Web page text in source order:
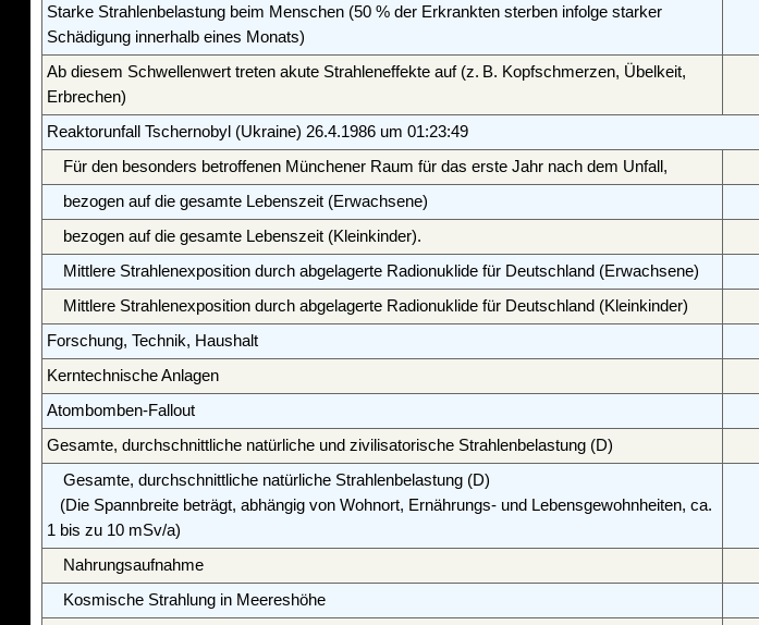
Starke Strahlenbelastung beim Menschen (50 % der Erkrankten sterben infolge starker
Schädigung innerhalb eines Monats)
Ab diesem Schwellenwert treten akute Strahleneffekte auf (z. B. Kopfschmerzen, Übelkeit,
Erbrechen)
Reaktorunfall Tschernobyl (Ukraine) 26.4.1986 um 01:23:49
Für den besonders betroffenen Münchener Raum für das erste Jahr nach dem Unfall,
bezogen auf die gesamte Lebenszeit (Erwachsene)
bezogen auf die gesamte Lebenszeit (Kleinkinder).
Mittlere Strahlenexposition durch abgelagerte Radionuklide für Deutschland (Erwachsene)
Mittlere Strahlenexposition durch abgelagerte Radionuklide für Deutschland (Kleinkinder)
Forschung, Technik, Haushalt
Kerntechnische Anlagen
Atombomben-Fallout
Gesamte, durchschnittliche natürliche und zivilisatorische Strahlenbelastung (D)
Gesamte, durchschnittliche natürliche Strahlenbelastung (D)
(Die Spannbreite beträgt, abhängig von Wohnort, Ernährungs- und Lebensgewohnheiten, ca.
1 bis zu 10 mSv/a)
Nahrungsaufnahme
Kosmische Strahlung in Meereshöhe